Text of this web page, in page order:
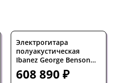
Электрогитара
полуакустическая
Ibanez George Benson
Prestige LGB300 Vintage
Yellow Sunburst
608 890 ₽